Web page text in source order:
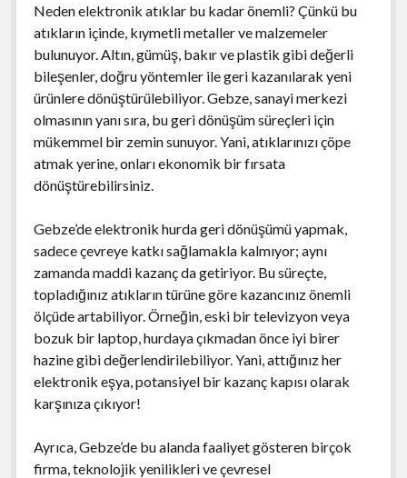
Neden elektronik atıklar bu kadar önemli? Çünkü bu
atıkların içinde, kıymetli metaller ve malzemeler
bulunuyor. Altın, gümüş, bakır ve plastik gibi değerli
bileşenler, doğru yöntemler ile geri kazanılarak yeni
ürünlere dönüştürülebiliyor. Gebze, sanayi merkezi
olmasının yanı sıra, bu geri dönüşüm süreçleri için
mükemmel bir zemin sunuyor. Yani, atıklarınızı çöpe
atmak yerine, onları ekonomik bir fırsata
dönüştürebilirsiniz.
Gebze’de elektronik hurda geri dönüşümü yapmak,
sadece çevreye katkı sağlamakla kalmıyor; aynı
zamanda maddi kazanç da getiriyor. Bu süreçte,
topladığınız atıkların türüne göre kazancınız önemli
ölçüde artabiliyor. Örneğin, eski bir televizyon veya
bozuk bir laptop, hurdaya çıkmadan önce iyi birer
hazine gibi değerlendirilebiliyor. Yani, attığınız her
elektronik eşya, potansiyel bir kazanç kapısı olarak
karşınıza çıkıyor!
Ayrıca, Gebze’de bu alanda faaliyet gösteren birçok
firma, teknolojik yenilikleri ve çevresel